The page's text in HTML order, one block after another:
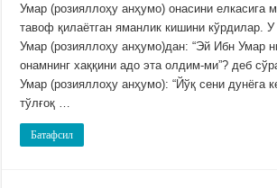
Умар (розияллоҳу анҳумо) онасини елкасига
тавоф қилаётган яманлик кишини кўрдилар.
Умар (розияллоҳу анҳумо)дан: “Эй Ибн Умар
онамнинг хаққини адо эта олдим-ми”? деб
Умар (розияллоҳу анҳумо): “Йўқ сени дунёга
тўлғоқ …
Батафсил